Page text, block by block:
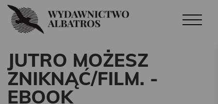
JUTRO MOŻESZ
ZNIKNĄĆ/FILM. -
EBOOK